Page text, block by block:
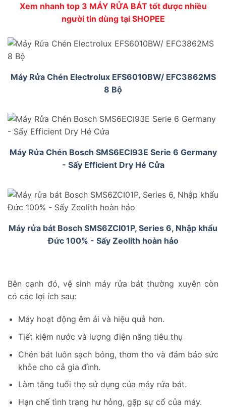
Xem nhanh top 3 MÁY RỬA BÁT tốt được nhiều
người tin dùng tại SHOPEE
Máy Rửa Chén Electrolux EFS6010BW/ EFC3862MS
8 Bộ
Máy Rửa Chén Bosch SMS6ECI93E Serie 6 Germany
- Sấy Efficient Dry Hé Cửa
Máy rửa bát Bosch SMS6ZCI01P, Series 6, Nhập khẩu
Đức 100% - Sấy Zeolith hoàn hảo
Bên cạnh đó, vệ sinh máy rửa bát thường xuyên còn
có các lợi ích sau:
Máy hoạt động êm ái và hiệu quả hơn.
Tiết kiệm nước và lượng điện năng tiêu thụ
Chén bát luôn sạch bóng, thơm tho và đảm bảo sức
khỏe cho cả gia đình.
Làm tăng tuổi thọ sử dụng của máy rửa bát.
Hạn chế tình trạng hư hỏng, gặp sự cố của máy.